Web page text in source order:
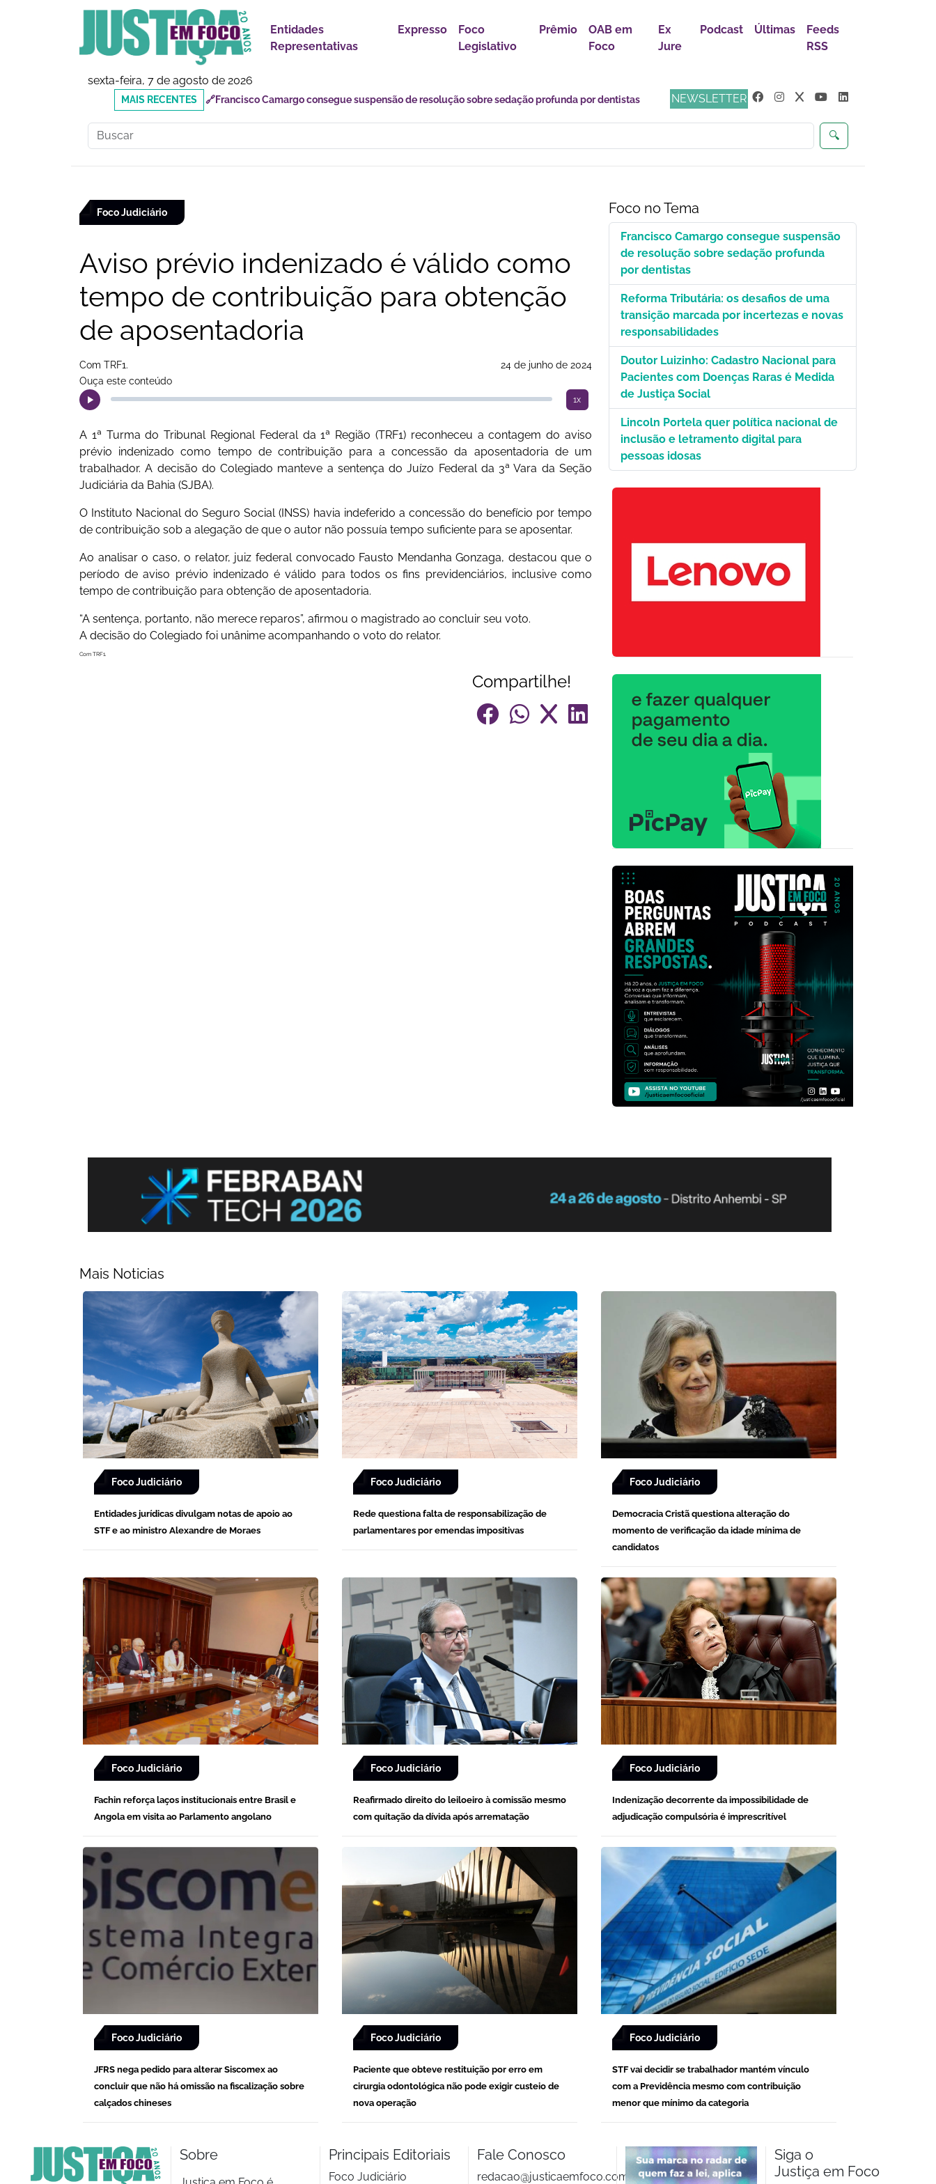
Entidades
Representativas
Expresso
Foco
Legislativo
Prêmio
OAB em
Foco
Ex
Jure
Podcast Últimas
Feeds
RSS
sexta-feira, 7 de agosto de 2026
NEWSLETTER
🔍
MAIS
RECENTES
🔗Reforma Tributária: os desafios de uma transição marcada por incertezas e novas
responsabilidades
Foco Judiciário
Aviso prévio indenizado é válido como
tempo de contribuição para obtenção
de aposentadoria
Com TRF1.
24 de junho de 2024
Ouça este conteúdo
1x
A 1ª Turma do Tribunal Regional Federal da 1ª Região (TRF1) reconheceu a contagem do aviso
prévio indenizado como tempo de contribuição para a concessão da aposentadoria de um
trabalhador. A decisão do Colegiado manteve a sentença do Juízo Federal da 3ª Vara da Seção
Judiciária da Bahia (SJBA).
O Instituto Nacional do Seguro Social (INSS) havia indeferido a concessão do benefício por tempo
de contribuição sob a alegação de que o autor não possuía tempo suficiente para se aposentar.
Ao analisar o caso, o relator, juiz federal convocado Fausto Mendanha Gonzaga, destacou que o
período de aviso prévio indenizado é válido para todos os fins previdenciários, inclusive como
tempo de contribuição para obtenção de aposentadoria.
“A sentença, portanto, não merece reparos”, afirmou o magistrado ao concluir seu voto.
A decisão do Colegiado foi unânime acompanhando o voto do relator.
Com TRF1.
Compartilhe!
Foco no Tema
Francisco Camargo consegue suspensão
de resolução sobre sedação profunda
por dentistas
Reforma Tributária: os desafios de uma
transição marcada por incertezas e novas
responsabilidades
Doutor Luizinho: Cadastro Nacional para
Pacientes com Doenças Raras é Medida
de Justiça Social
Lincoln Portela quer política nacional de
inclusão e letramento digital para
pessoas idosas
Mais Noticias
Foco Judiciário
Entidades jurídicas divulgam notas de apoio ao
STF e ao ministro Alexandre de Moraes
Foco Judiciário
Rede questiona falta de responsabilização de
parlamentares por emendas impositivas
Foco Judiciário
Democracia Cristã questiona alteração do
momento de verificação da idade mínima de
candidatos
Foco Judiciário
Fachin reforça laços institucionais entre Brasil e
Angola em visita ao Parlamento angolano
Foco Judiciário
Reafirmado direito do leiloeiro à comissão mesmo
com quitação da dívida após arrematação
Foco Judiciário
Indenização decorrente da impossibilidade de
adjudicação compulsória é imprescritível
Foco Judiciário
JFRS nega pedido para alterar Siscomex ao
concluir que não há omissão na fiscalização sobre
calçados chineses
Foco Judiciário
Paciente que obteve restituição por erro em
cirurgia odontológica não pode exigir custeio de
nova operação
Foco Judiciário
STF vai decidir se trabalhador mantém vínculo
com a Previdência mesmo com contribuição
menor que mínimo da categoria
Sobre Principais Editoriais
Foco Judiciário
Fale Conosco
redacao@justicaemfoco.com.br
Siga o
Justiça em Foco